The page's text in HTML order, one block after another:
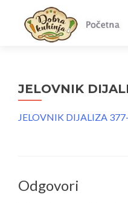
JELOVNIK
JELOVNIK DIJALIZA
Odgovori